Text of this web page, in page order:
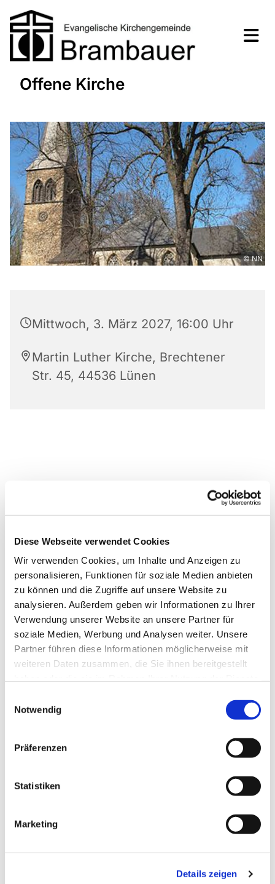
Diese Webseite verwendet Cookies
Wir verwenden Cookies, um Inhalte und Anzeigen zu
personalisieren, Funktionen für soziale Medien anbieten
zu können und die Zugriffe auf unsere Website zu
analysieren. Außerdem geben wir Informationen zu Ihrer
Verwendung unserer Website an unsere Partner für
soziale Medien, Werbung und Analysen weiter. Unsere
Partner führen diese Informationen möglicherweise mit
weiteren Daten zusammen, die Sie ihnen bereitgestellt
Notwendig
Präferenzen
Statistiken
Marketing
Details zeigen
Offene Kirche
© NN
Mittwoch, 3. März 2027, 16:00 Uhr
Martin Luther Kirche, Brechtener
Str. 45, 44536 Lünen
Dies könnte Sie auch